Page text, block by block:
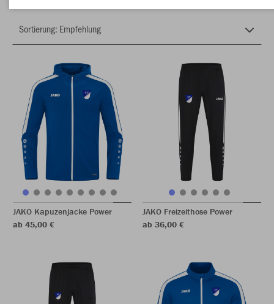
JAKO Kapuzenjacke Power
ab 45,00 €
JAKO Freizeithose Power
ab 36,00 €